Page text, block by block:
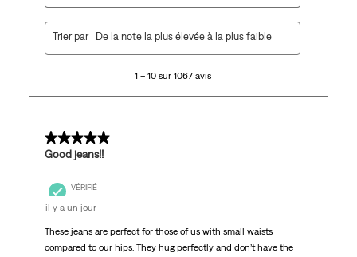
1067
1 – 10 sur 1067 avis
Trier par De la note la plus élevée à la plus faible
5 sur 5 étoiles.
Good jeans!!
VÉRIFIÉ
il y a un jour
These jeans are perfect for those of us with small waists
compared to our hips. They hug perfectly and don’t have the